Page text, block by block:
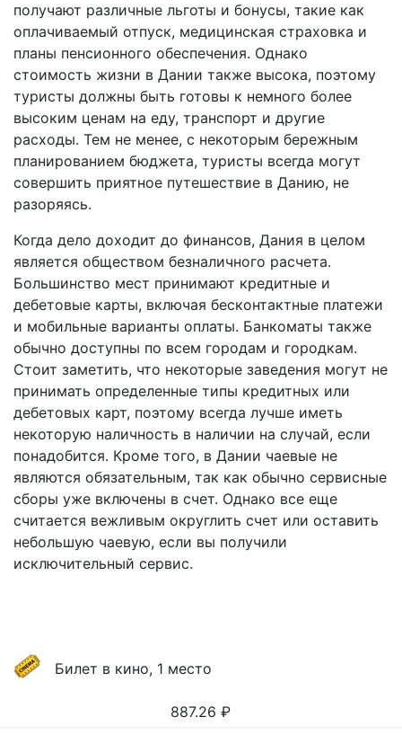
получают различные льготы и бонусы, такие как
оплачиваемый отпуск, медицинская страховка и
планы пенсионного обеспечения. Однако
стоимость жизни в Дании также высока, поэтому
туристы должны быть готовы к немного более
высоким ценам на еду, транспорт и другие
расходы. Тем не менее, с некоторым бережным
планированием бюджета, туристы всегда могут
совершить приятное путешествие в Данию, не
разоряясь.
Когда дело доходит до финансов, Дания в целом
является обществом безналичного расчета.
Большинство мест принимают кредитные и
дебетовые карты, включая бесконтактные платежи
и мобильные варианты оплаты. Банкоматы также
обычно доступны по всем городам и городкам.
Стоит заметить, что некоторые заведения могут не
принимать определенные типы кредитных или
дебетовых карт, поэтому всегда лучше иметь
некоторую наличность в наличии на случай, если
понадобится. Кроме того, в Дании чаевые не
являются обязательным, так как обычно сервисные
сборы уже включены в счет. Однако все еще
считается вежливым округлить счет или оставить
небольшую чаевую, если вы получили
исключительный сервис.
Билет в кино, 1 место
887.26 ₽